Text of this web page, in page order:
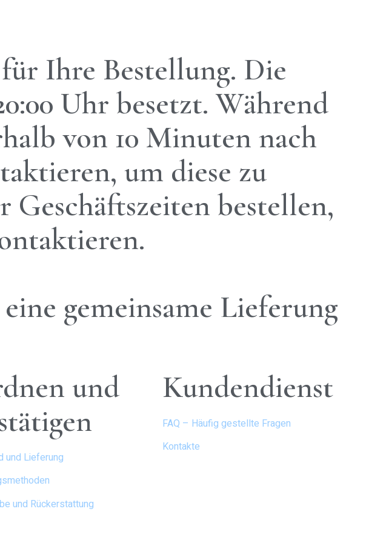
Ihre Bestellung. Die
Uhr besetzt. Während
von 10 Minuten nach
um diese zu
Geschäftszeiten bestellen,
gemeinsame Lieferung
und
und Lieferung
und Rückerstattung
Kundendienst
FAQ – Häufig gestellte Fragen
Kontakte